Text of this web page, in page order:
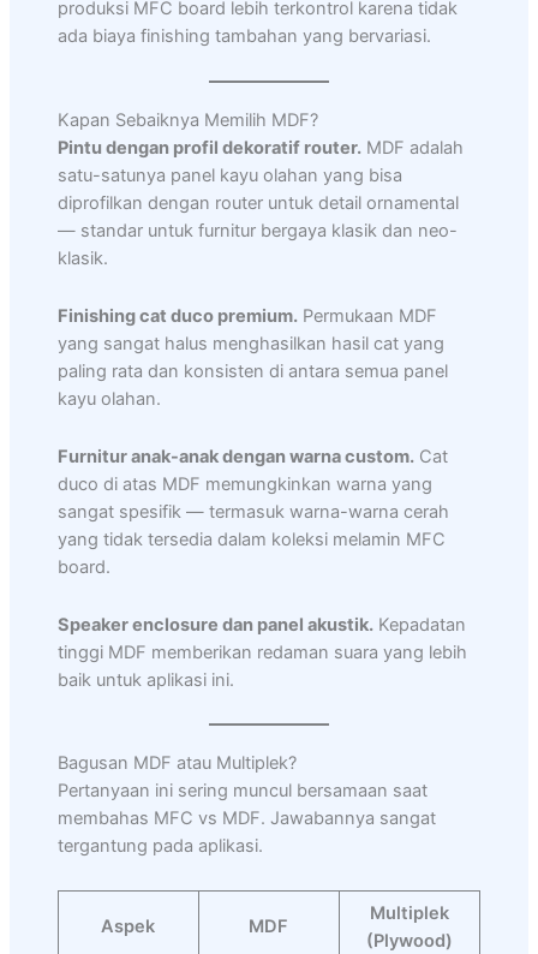
produksi MFC board lebih terkontrol karena tidak
ada biaya finishing tambahan yang bervariasi.
Kapan Sebaiknya Memilih MDF?
Pintu dengan profil dekoratif router.MDF adalah
satu-satunya panel kayu olahan yang bisa
diprofilkan dengan router untuk detail ornamental
— standar untuk furnitur bergaya klasik dan neo-
klasik.
Finishing cat duco premium.Permukaan MDF
yang sangat halus menghasilkan hasil cat yang
paling rata dan konsisten di antara semua panel
kayu olahan.
Furnitur anak-anak dengan warna custom.Cat
duco di atas MDF memungkinkan warna yang
sangat spesifik — termasuk warna-warna cerah
yang tidak tersedia dalam koleksi melamin MFC
board.
Speaker enclosure dan panel akustik.Kepadatan
tinggi MDF memberikan redaman suara yang lebih
baik untuk aplikasi ini.
Bagusan MDF atau Multiplek?
Pertanyaan ini sering muncul bersamaan saat
membahas MFC vs MDF. Jawabannya sangat
tergantung pada aplikasi.
Aspek MDF
Multiplek
(Plywood)